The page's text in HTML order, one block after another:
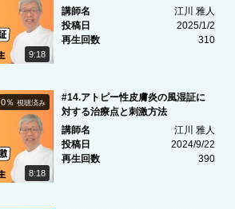
9:18
方法
講師名
江川 雅人
投稿日
2025/1/2
再生回数
310
8:18
0％視聴済み
#14.アトピー性皮膚炎の風湿証に
対する治療点と刺激方法
講師名
江川 雅人
投稿日
2024/9/22
再生回数
390